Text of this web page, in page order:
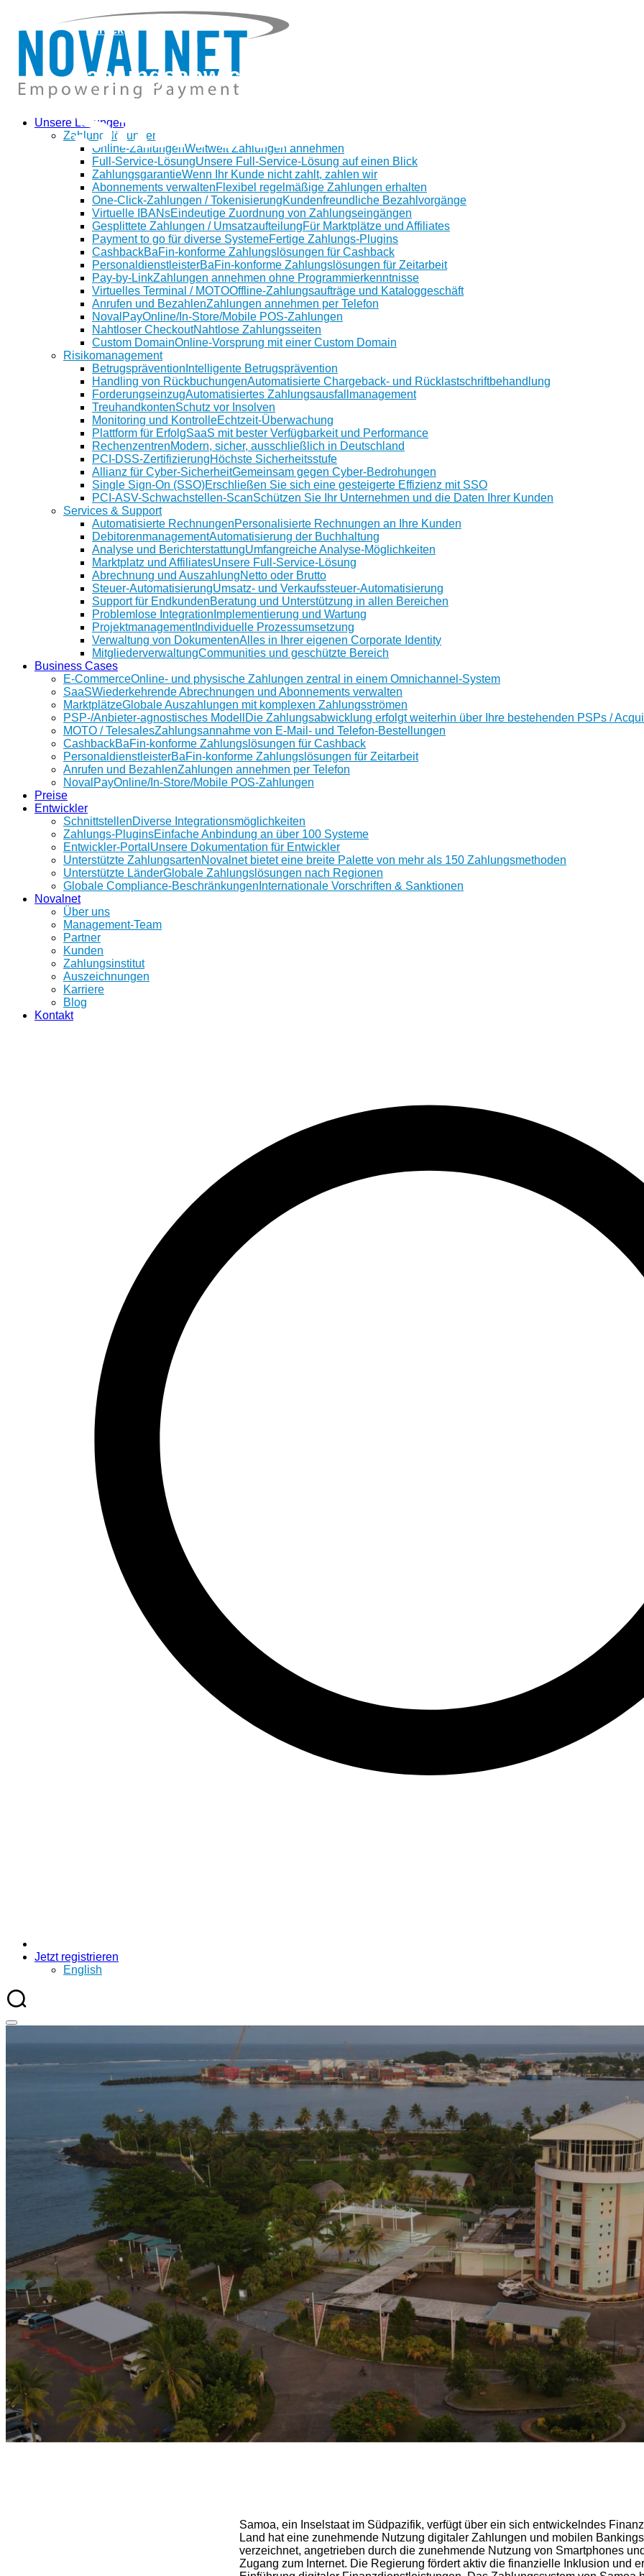
Unsere Lösungen
Zahlungslösungen
Online-ZahlungenWeltweit Zahlungen annehmen
Full-Service-LösungUnsere Full-Service-Lösung auf einen Blick
ZahlungsgarantieWenn Ihr Kunde nicht zahlt, zahlen wir
Abonnements verwaltenFlexibel regelmäßige Zahlungen erhalten
One-Click-Zahlungen / TokenisierungKundenfreundliche Bezahlvorgänge
Virtuelle IBANsEindeutige Zuordnung von Zahlungseingängen
Gesplittete Zahlungen / UmsatzaufteilungFür Marktplätze und Affiliates
Payment to go für diverse SystemeFertige Zahlungs-Plugins
CashbackBaFin-konforme Zahlungslösungen für Cashback
PersonaldienstleisterBaFin-konforme Zahlungslösungen für Zeitarbeit
Pay-by-LinkZahlungen annehmen ohne Programmierkenntnisse
Virtuelles Terminal / MOTOOffline-Zahlungsaufträge und Kataloggeschäft
Anrufen und BezahlenZahlungen annehmen per Telefon
NovalPayOnline/In-Store/Mobile POS-Zahlungen
Nahtloser CheckoutNahtlose Zahlungsseiten
Custom DomainOnline-Vorsprung mit einer Custom Domain
Risikomanagement
Betrugsprävention Intelligente Betrugsprävention
Handling von RückbuchungenAutomatisierte Chargeback- und Rücklastschriftbehandlung
ForderungseinzugAutomatisiertes Zahlungsausfallmanagement
TreuhandkontenSchutz vor Insolven
Monitoring und KontrolleEchtzeit-Überwachung
Plattform für ErfolgSaaS mit bester Verfügbarkeit und Performance
RechenzentrenModern, sicher, ausschließlich in Deutschland
PCI-DSS-ZertifizierungHöchste Sicherheitsstufe
Allianz für Cyber-SicherheitGemeinsam gegen Cyber-Bedrohungen
Single Sign-On (SSO)Erschließen Sie sich eine gesteigerte Effizienz mit SSO
PCI-ASV-Schwachstellen-ScanSchützen Sie Ihr Unternehmen und die Daten Ihrer Kunden
Services & Support
Automatisierte RechnungenPersonalisierte Rechnungen an Ihre Kunden
DebitorenmanagementAutomatisierung der Buchhaltung
Analyse und BerichterstattungUmfangreiche Analyse-Möglichkeiten
Marktplatz und AffiliatesUnsere Full-Service-Lösung
Abrechnung und AuszahlungNetto oder Brutto
Steuer-AutomatisierungUmsatz- und Verkaufssteuer-Automatisierung
Support für EndkundenBeratung und Unterstützung in allen Bereichen
Problemlose Integration Implementierung und Wartung
ProjektmanagementIndividuelle Prozessumsetzung
Verwaltung von DokumentenAlles in Ihrer eigenen Corporate Identity
MitgliederverwaltungCommunities und geschützte Bereich
Business Cases
E-CommerceOnline- und physische Zahlungen zentral in einem Omnichannel-System
SaaSWiederkehrende Abrechnungen und Abonnements verwalten
MarktplätzeGlobale Auszahlungen mit komplexen Zahlungsströmen
PSP-/Anbieter‑agnostisches Modell Die Zahlungsabwicklung erfolgt weiterhin über Ihre bestehenden PSPs /
MOTO / TelesalesZahlungsannahme von E-Mail- und Telefon-Bestellungen
CashbackBaFin-konforme Zahlungslösungen für Cashback
PersonaldienstleisterBaFin-konforme Zahlungslösungen für Zeitarbeit
Anrufen und BezahlenZahlungen annehmen per Telefon
NovalPayOnline/In-Store/Mobile POS-Zahlungen
Preise
Entwickler
SchnittstellenDiverse Integrationsmöglichkeiten
Zahlungs-PluginsEinfache Anbindung an über 100 Systeme
Entwickler-Portal Unsere Dokumentation für Entwickler
Unterstützte ZahlungsartenNovalnet bietet eine breite Palette von mehr als 150 Zahlungsmethoden
Unterstützte LänderGlobale Zahlungslösungen nach Regionen
Globale Compliance-Beschränkungen Internationale Vorschriften & Sanktionen
Novalnet
Über uns
Management-Team
Partner
Kunden
Zahlungsinstitut
Auszeichnungen
Karriere
Blog
Kontakt
Jetzt registrieren
English
zurück
Zahlungsabwicklung in
Samoa
Samoa, ein Inselstaat im Südpazifik, verfügt über ein sich entwickelndes
Land hat eine zunehmende Nutzung digitaler Zahlungen und mobilen Bankings
verzeichnet, angetrieben durch die zunehmende Nutzung von Smartphones
Zugang zum Internet. Die Regierung fördert aktiv die finanzielle Inklusion und